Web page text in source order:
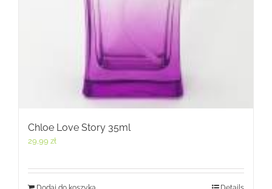
Chloe Love Story 35ml
29,99 zł